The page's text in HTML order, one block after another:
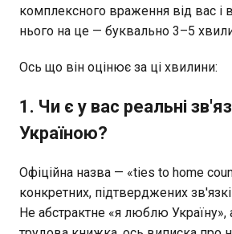
комплексного враження від вас і
нього на це — буквально 3–5
Ось що він оцінює за ці хвилини:
1. Чи є у вас реальні
Україною?
Офіційна назва — «ties to home
конкретних, підтверджених
Не абстрактне «я люблю Україну»,